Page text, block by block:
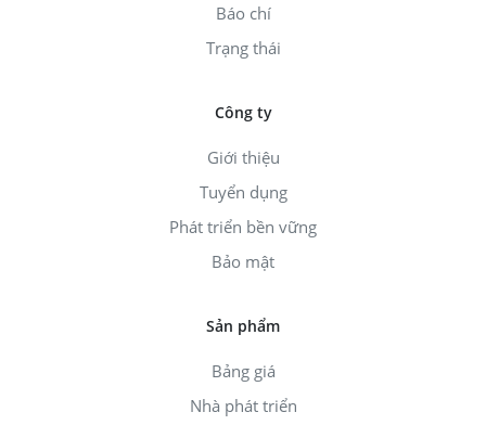
Báo chí
Trạng thái
Công ty
Giới thiệu
Tuyển dụng
Phát triển bền vững
Bảo mật
Sản phẩm
Bảng giá
Nhà phát triển